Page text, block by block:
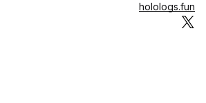
holologs.fun